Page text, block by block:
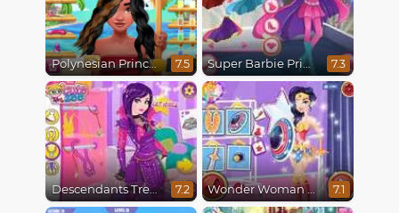
Polynesian Princess Real Haircuts 7.5 Super Barbie Princess and Rockstar 7.3
Descendants Trendsetters 7.2 Wonder Woman Fashion Event 7.1